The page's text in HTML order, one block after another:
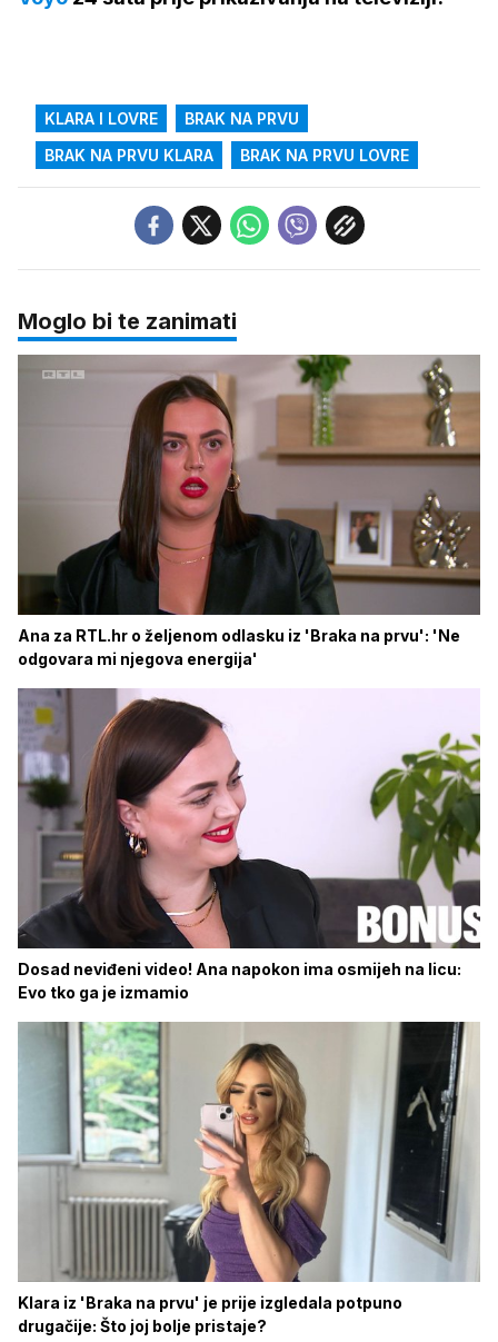
KLARA I LOVRE
BRAK NA PRVU
BRAK NA PRVU KLARA
BRAK NA PRVU LOVRE
Moglo bi te zanimati
Ana za RTL.hr o željenom odlasku iz 'Braka na prvu': 'Ne
odgovara mi njegova energija'
Dosad neviđeni video! Ana napokon ima osmijeh na licu:
Evo tko ga je izmamio
Klara iz 'Braka na prvu' je prije izgledala potpuno
drugačije: Što joj bolje pristaje?